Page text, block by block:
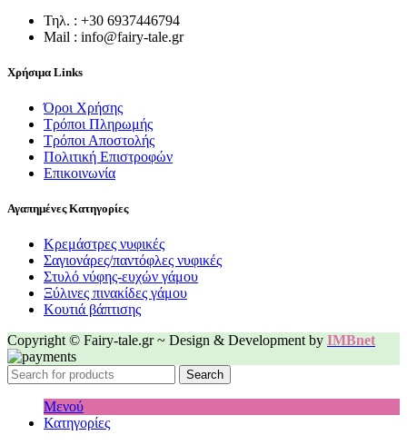
Τηλ. : +30 6937446794
Mail : info@fairy-tale.gr
Χρήσιμα Links
Όροι Χρήσης
Τρόποι Πληρωμής
Τρόποι Αποστολής
Πολιτική Επιστροφών
Επικοινωνία
Αγαπημένες Κατηγορίες
Κρεμάστρες νυφικές
Σαγιονάρες/παντόφλες νυφικές
Στυλό νύφης-ευχών γάμου
Ξύλινες πινακίδες γάμου
Κουτιά βάπτισης
Copyright © Fairy-tale.gr ~ Design & Development by IMBnet
Search
Μενού
Κατηγορίες